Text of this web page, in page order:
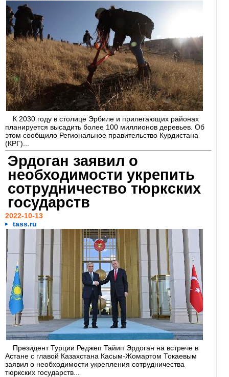
К 2030 году в столице Эрбиле и прилегающих районах
планируется высадить более 100 миллионов деревьев. Об
этом сообщило Региональное правительство Курдистана
(КРГ)...
Эрдоган заявил о
необходимости укрепить
сотрудничество тюркских
государств
2022-10-13
tass.ru
Президент Турции Реджеп Тайип Эрдоган на встрече в
Астане с главой Казахстана Касым-Жомартом Токаевым
заявил о необходимости укрепления сотрудничества
тюркских государств...